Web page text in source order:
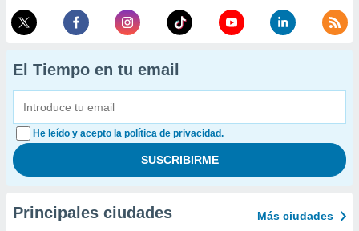
El Tiempo en tu email
He leído y acepto la política de privacidad.
Principales ciudades Más ciudades